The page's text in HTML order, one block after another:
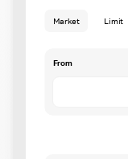
Market Limit
From